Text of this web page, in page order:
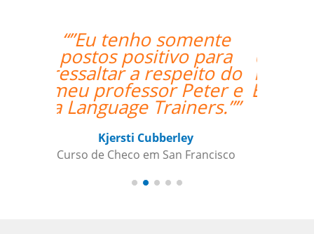
“”Translated: "The
classes are exceeding
my expectations. Prof
Enrico is excellent and
has a lot of useful
teaching methods."””
Elder Gomes Dutra